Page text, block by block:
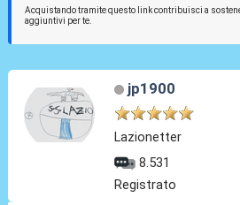
Acquistando tramite questo link contribuisci a
aggiuntivi per te.
jp1900
Lazionetter
8.531
Registrato